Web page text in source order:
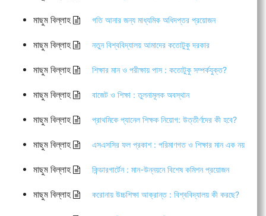
মাছুম বিল্লাহ গতি আনার জন্য মাধ্যমিক অধিদপ্তর প্রয়োজন
মাছুম বিল্লাহ নতুন বিশ্ববিদ্যালয় আমাদের কতোটুকু দরকার
মাছুম বিল্লাহ শিক্ষার মান ও পরীক্ষায় পাস : কতোটুকু সম্পর্কযুক্ত?
মাছুম বিল্লাহ বাজেট ও শিক্ষা : তুলনামূলক অবস্থান
মাছুম বিল্লাহ প্রাথমিকে প্যানেল শিক্ষক নিয়োগ: উত্তীর্ণদের কী হবে?
মাছুম বিল্লাহ এসএসসির ফল প্রকাশ : পরিমাণগত ও শিক্ষার মান এক নয়
মাছুম বিল্লাহ কিন্ডারগার্টেন : মান-উন্নয়নে বিশেষ কমিশন প্রয়োজন
মাছুম বিল্লাহ করোনায় উচ্চশিক্ষা আক্রান্ত : বিশ্ববিদ্যালয় কী করছে?